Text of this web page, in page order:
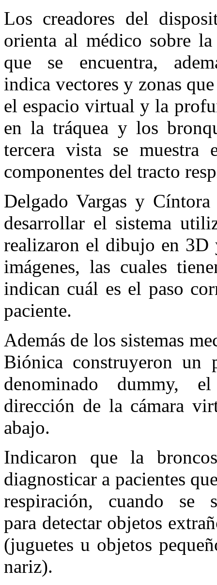
Los creadores del
orienta al médico sobre
que se encuentra,
indica vectores y zonas
el espacio virtual y la
en la tráquea y los
tercera vista se
componentes del tracto
Delgado Vargas y
desarrollar el sistema
realizaron el dibujo en 3D
imágenes, las cuales
indican cuál es el paso
paciente.
Además de los sistemas
Biónica construyeron un
denominado dummy,
dirección de la cámara
abajo.
Indicaron que la
diagnosticar a pacientes
respiración, cuando se
para detectar objetos
(juguetes u objetos
nariz).